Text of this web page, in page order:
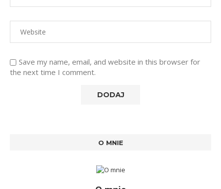
Save my name, email, and website in this browser for
the next time I comment.
O MNIE